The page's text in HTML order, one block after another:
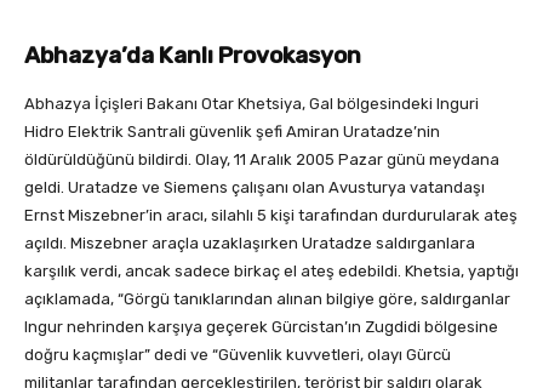
Abhazya’da Kanlı Provokasyon
Abhazya İçişleri Bakanı Otar Khetsiya, Gal bölgesindeki Inguri
Hidro Elektrik Santrali güvenlik şefi Amiran Uratadze’nin
öldürüldüğünü bildirdi. Olay, 11 Aralık 2005 Pazar günü meydana
geldi. Uratadze ve Siemens çalışanı olan Avusturya vatandaşı
Ernst Miszebner’in aracı, silahlı 5 kişi tarafından durdurularak ateş
açıldı. Miszebner araçla uzaklaşırken Uratadze saldırganlara
karşılık verdi, ancak sadece birkaç el ateş edebildi. Khetsia, yaptığı
açıklamada, “Görgü tanıklarından alınan bilgiye göre, saldırganlar
Ingur nehrinden karşıya geçerek Gürcistan’ın Zugdidi bölgesine
doğru kaçmışlar” dedi ve “Güvenlik kuvvetleri, olayı Gürcü
militanlar tarafından gerçekleştirilen, terörist bir saldırı olarak